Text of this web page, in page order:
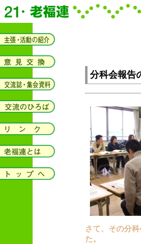
分科会報告
さて、その分
た。